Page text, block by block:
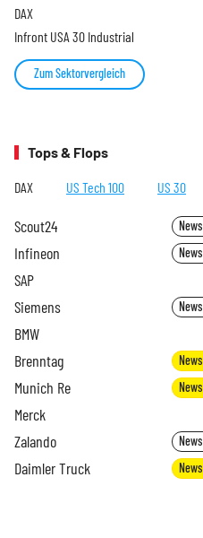
DAX
Infront USA 30 Industrial
Zum Sektorvergleich
Tops & Flops
DAX US Tech 100 US 30
Scout24 News
Infineon News
SAP
Siemens News
BMW
Brenntag News
Munich Re News
Merck
Zalando News
Daimler Truck News